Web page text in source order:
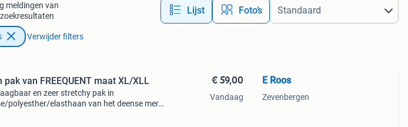
meldingen van
Lijst Foto’s
Verwijder filters
pak van FREEQUENT maat XL/XLL
en zeer stretchy pak in
polyesther/elasthaan van het deense merk
€ 59,00
Vandaag
E Roos
Zevenbergen